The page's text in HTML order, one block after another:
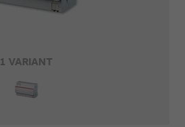
1 VARIANT